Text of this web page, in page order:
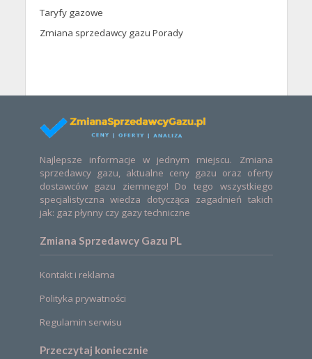
Taryfy gazowe
Zmiana sprzedawcy gazu Porady
Najlepsze informacje w jednym miejscu. Zmiana
sprzedawcy gazu, aktualne ceny gazu oraz oferty
dostawców gazu ziemnego! Do tego wszystkiego
specjalistyczna wiedza dotycząca zagadnień takich
jak: gaz płynny czy gazy techniczne
Zmiana Sprzedawcy Gazu PL
Kontakt i reklama
Polityka prywatności
Regulamin serwisu
Przeczytaj koniecznie